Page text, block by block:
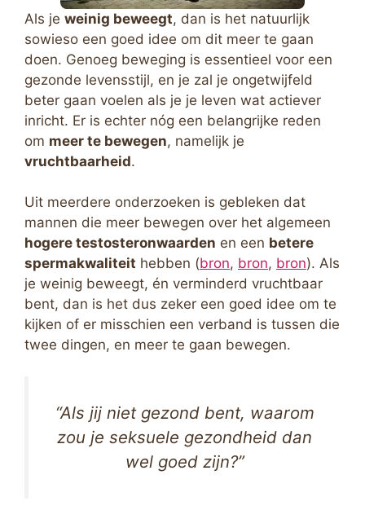
Als je weinig beweegt, dan is het natuurlijk
sowieso een goed idee om dit meer te gaan
doen. Genoeg beweging is essentieel voor een
gezonde levensstijl, en je zal je ongetwijfeld
beter gaan voelen als je je leven wat actiever
inricht. Er is echter nóg een belangrijke reden
om meer te bewegen, namelijk je
vruchtbaarheid.
Uit meerdere onderzoeken is gebleken dat
mannen die meer bewegen over het algemeen
hogere testosteronwaarden en een betere
spermakwaliteit hebben (bron, bron, bron). Als
je weinig beweegt, én verminderd vruchtbaar
bent, dan is het dus zeker een goed idee om te
kijken of er misschien een verband is tussen die
twee dingen, en meer te gaan bewegen.
“Als jij niet gezond bent, waarom
zou je seksuele gezondheid dan
wel goed zijn?”